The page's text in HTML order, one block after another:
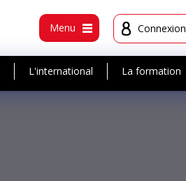
Menu Connexion
L'international La formation